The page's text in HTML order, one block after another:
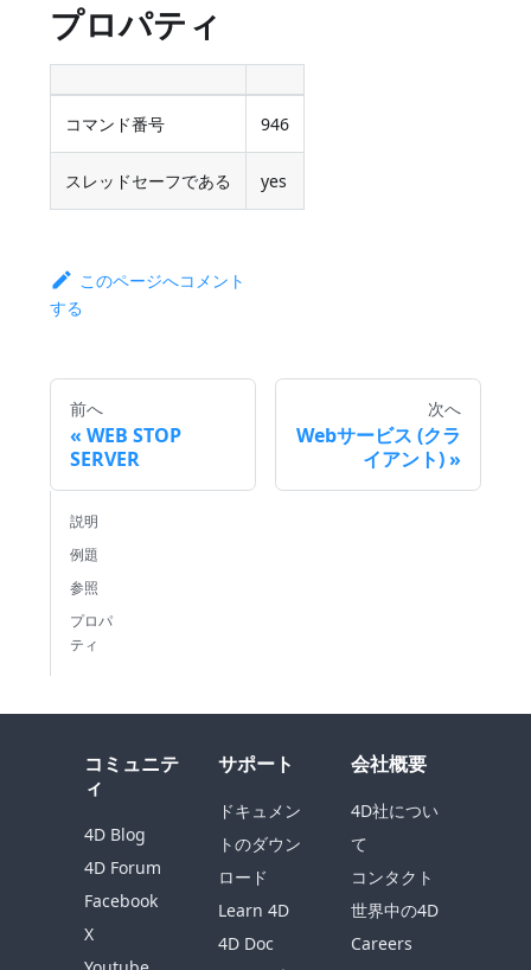
プロパティ
コマンド番号 946
スレッドセーフである yes
このページへコメント
する
前へ
WEB STOP
SERVER
次へ
Webサービス (クラ
イアント)
説明
例題
参照
プロパ
ティ
コミュニテ
ィ
4D Blog
4D Forum
Facebook
X
サポート
ドキュメン
トのダウン
ロード
Learn 4D
4D Doc
会社概要
4D社につい
て
コンタクト
世界中の4D
Careers